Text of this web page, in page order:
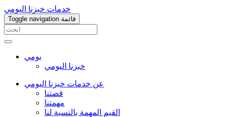
خدمات خبزنا اليومي
Toggle navigation قائمة
يومي
خبزنا اليومي
عن خدمات خبزنا اليومي
قصتنا
مهمتنا
القيم المهمة بالنسبة لنا